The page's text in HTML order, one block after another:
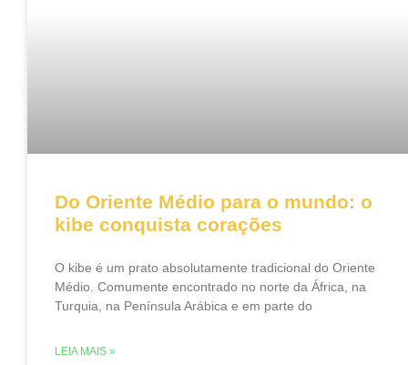
Do Oriente Médio para o mundo: o
kibe conquista corações
O kibe é um prato absolutamente tradicional do Oriente
Médio. Comumente encontrado no norte da África, na
Turquia, na Península Arábica e em parte do
LEIA MAIS »